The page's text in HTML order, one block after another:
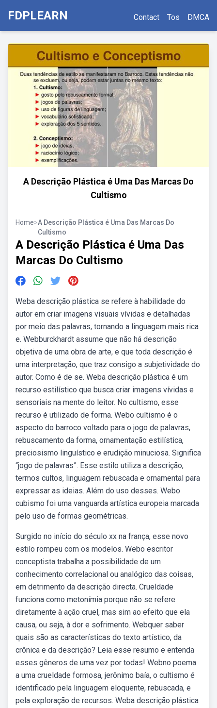
FDPLEARN Contact Tos DMCA
A Descrição Plástica é Uma Das Marcas Do
Cultismo
Home>A Descrição Plástica é Uma Das Marcas Do
Cultismo
A Descrição Plástica é Uma Das
Marcas Do Cultismo
Weba descrição plástica se refere à habilidade do
autor em criar imagens visuais vívidas e detalhadas
por meio das palavras, tornando a linguagem mais rica
e. Webburckhardt assume que não há descrição
objetiva de uma obra de arte, e que toda descrição é
uma interpretação, que traz consigo a subjetividade do
autor. Como é de se. Weba descrição plástica é um
recurso estilístico que busca criar imagens vívidas e
sensoriais na mente do leitor. No cultismo, esse
recurso é utilizado de forma. Webo cultismo é o
aspecto do barroco voltado para o jogo de palavras,
rebuscamento da forma, ornamentação estilística,
preciosismo linguístico e erudição minuciosa. Significa
“jogo de palavras”. Esse estilo utiliza a descrição,
termos cultos, linguagem rebuscada e ornamental para
expressar as ideias. Além do uso desses. Webo
cubismo foi uma vanguarda artística europeia marcada
pelo uso de formas geométricas.
Surgido no início do século xx na frança, esse novo
estilo rompeu com os modelos. Webo escritor
conceptista trabalha a possibilidade de um
conhecimento correlacional ou analógico das coisas,
em detrimento da descrição directa. Crueldade
funciona como metonímia porque não se refere
diretamente à ação cruel, mas sim ao efeito que ela
causa, ou seja, à dor e sofrimento. Webquer saber
quais são as características do texto artístico, da
crônica e da descrição? Leia esse resumo e entenda
esses gêneros de uma vez por todas! Webno poema
a uma crueldade formosa, jerônimo baía, o cultismo é
identificado pela linguagem eloquente, rebuscada, e
pela exploração de recursos. Weba descrição plástica